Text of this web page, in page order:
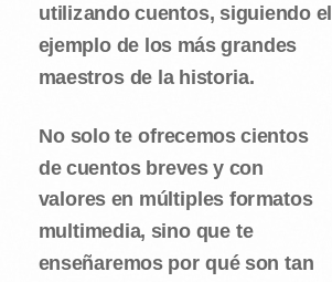
utilizando cuentos, siguiendo el
ejemplo de los más grandes
maestros de la historia.
No solo te ofrecemos cientos
de cuentos breves y con
valores en múltiples formatos
multimedia, sino que te
enseñaremos por qué son tan